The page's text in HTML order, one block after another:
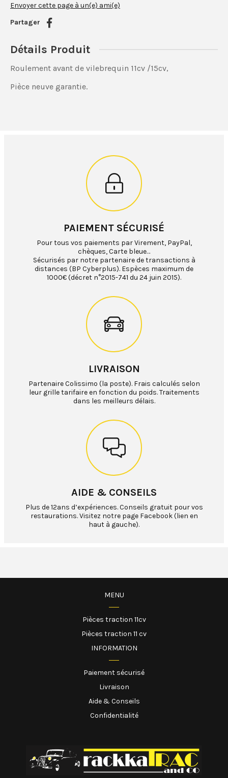
Envoyer cette page à un(e) ami(e)
Partager
Détails Produit
Roulement avant de vilebrequin 11cv /15cv,
Pièce neuve garantie.
PAIEMENT SÉCURISÉ
Pour tous vos paiements par Virement, PayPal,
chèques, Carte bleue…
Sécurisés par notre partenaire de transactions à
distances (BP Cyberplus). Espèces maximum de
1000€ (décret n°2015-741 du 24 juin 2015).
LIVRAISON
Partenaire Colissimo (la poste). Frais calculés selon
leur grille tarifaire en fonction du poids. Traitements
dans les meilleurs délais.
AIDE & CONSEILS
Plus de 12ans d’expériences. Conseils gratuit pour vos
restaurations. Visitez notre page Facebook (lien en
haut à gauche).
MENU
Pièces traction 11cv
Pièces traction 11 cv
INFORMATION
Paiement sécurisé
Livraison
Aide & Conseils
Confidentialité